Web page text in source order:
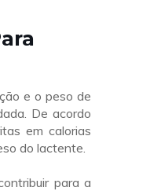
e o peso de
De acordo
em calorias
do lactente.
para a